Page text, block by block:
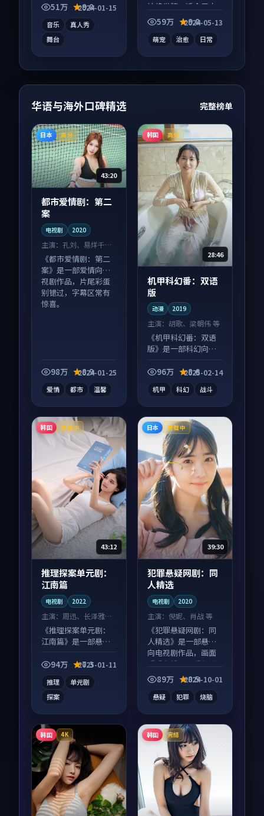
信息量大，适合沉浸
51万 9.8
2024-01-15
音乐
真人秀
舞台
持续发酵，适合周末
一口气刷完。
59万 9.8
2024-05-13
萌宠 治愈 日常
华语与海外口碑精选 完整榜单
日本 高分
43:20
都市爱情剧：第二
案
电视剧 2020
主演： 孔刘、易烊千玺
等
《都市爱情剧：第二
案》是一部爱情向电
视剧作品，片尾彩蛋
别错过，字幕区常有
惊喜。
98万 8.9
2024-01-25
爱情 都市 温馨
韩国 高分
28:46
机甲科幻番：双语
版
动漫 2019
主演： 胡歌、梁朝伟 等
《机甲科幻番：双语
版》是一部科幻向动
错过，字幕区常有惊
96万 8.6
2025-02-14
机甲 科幻 战斗
韩国 连载中
43:12
推理探案单元剧：
江南篇
电视剧 2022
主演： 周迅、长泽雅美
等
《推理探案单元剧：
江南篇》是一部悬疑
物成长为内核，情感
94万 7.3
2025-01-11
推理
单元剧
探案
日本 连载中
39:30
犯罪悬疑网剧：同
人精选
电视剧 2020
主演：倪妮、肖战 等
《犯罪悬疑网剧：同
人精选》是一部悬疑
向电视剧作品，画面
质感在线，配乐与镜
头配合度高。
89万 8.5
2024-10-01
悬疑 犯罪 烧脑
韩国 4K 韩国 完结